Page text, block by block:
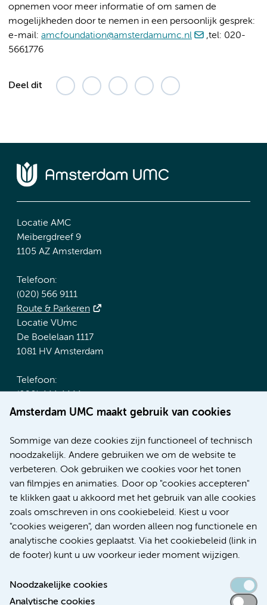
opnemen voor meer informatie of om samen de
mogelijkheden door te nemen in een persoonlijk gesprek:
e-mail: amcfoundation@amsterdamumc.nl
,tel: 020-
5661776
Deel dit
Amsterdam UMC maakt gebruik van cookies
Sommige van deze cookies zijn functioneel of technisch
noodzakelijk. Andere gebruiken we om de website te
verbeteren. Ook gebruiken we cookies voor het tonen
van filmpjes en animaties. Door op "cookies accepteren"
te klikken gaat u akkoord met het gebruik van alle cookies
zoals omschreven in ons cookiebeleid. Kiest u voor
"cookies weigeren", dan worden alleen nog functionele en
analytische cookies geplaatst. Via het cookiebeleid (link in
de footer) kunt u uw voorkeur ieder moment wijzigen.
Noodzakelijke cookies
Analytische cookies
Locatie AMC
Meibergdreef 9
1105 AZ Amsterdam
Telefoon:
(020) 566 9111
Route & Parkeren
Locatie VUmc
De Boelelaan 1117
1081 HV Amsterdam
Telefoon:
(020) 444 4444
Route & Parkeren
Meer Amsterdam UMC websites:
Werken bij Amsterdam UMC
Over Amsterdam UMC
Nieuws
Research
Educatie Locatie VUmc